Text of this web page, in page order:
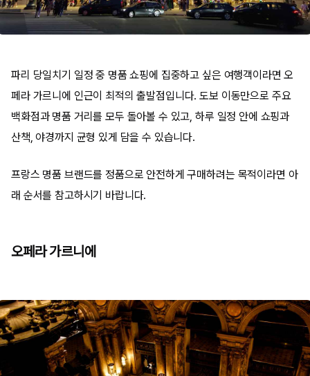
파리 당일치기 일정 중 명품 쇼핑에 집중하고 싶은 여행객이라면 오
페라 가르니에 인근이 최적의 출발점입니다. 도보 이동만으로 주요
백화점과 명품 거리를 모두 돌아볼 수 있고, 하루 일정 안에 쇼핑과
산책, 야경까지 균형 있게 담을 수 있습니다.
프랑스 명품 브랜드를 정품으로 안전하게 구매하려는 목적이라면 아
래 순서를 참고하시기 바랍니다.
오페라 가르니에